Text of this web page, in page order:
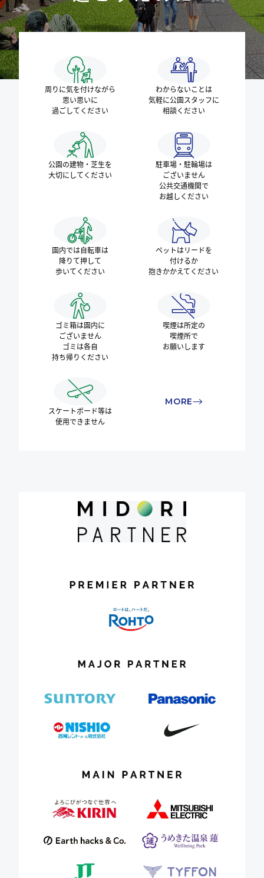
周りに気を付けながら
思い思いに
過ごしてください
わからないことは
気軽に公園スタッフに
相談ください
公園の建物・芝生を
大切にしてください
駐車場・駐輪場は
ございません
公共交通機関で
お越しください
園内では自転車は
降りて押して
歩いてください
ペットはリードを
付けるか
抱きかかえてください
ゴミ箱は園内に
ございません
ゴミは各自
持ち帰りください
喫煙は所定の
喫煙所で
お願いします
スケートボード等は
使用できません
MORE